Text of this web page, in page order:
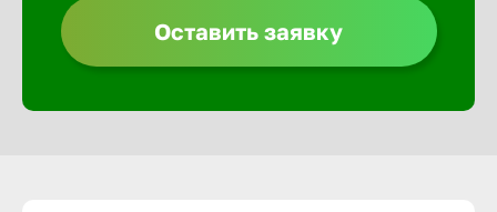
Оставить заявку